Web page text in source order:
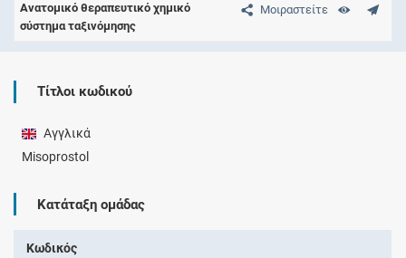
Μοιραστείτε
Ανατομικό θεραπευτικό χημικό
σύστημα ταξινόμησης
Τίτλοι κωδικού
Αγγλικά
Misoprostol
Κατάταξη ομάδας
Κωδικός